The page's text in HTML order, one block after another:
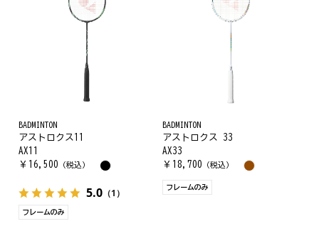
BADMINTON
アストロクス11
AX11
￥ 16,500 （税込）
5.0 （1）
フレームのみ
BADMINTON
アストロクス 33
AX33
￥ 18,700 （税込）
フレームのみ